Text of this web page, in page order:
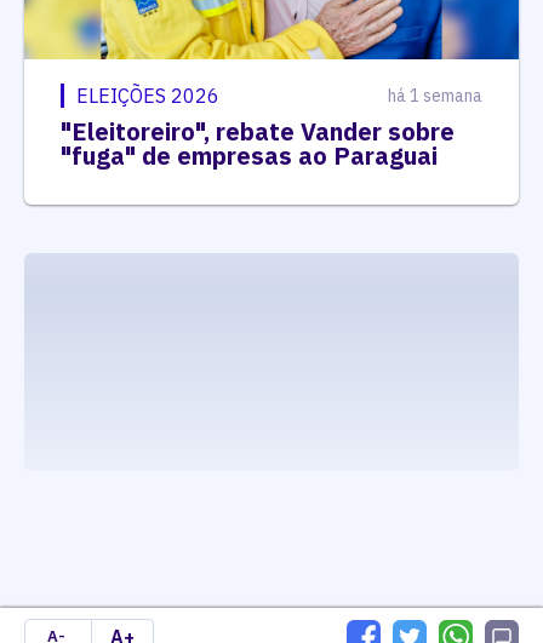
A- A+
ELEIÇÕES 2026 há 1 semana
"Eleitoreiro", rebate Vander sobre
"fuga" de empresas ao Paraguai